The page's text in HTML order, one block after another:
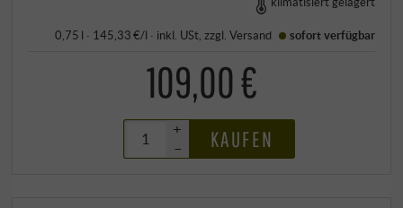
0,75 l · 145,33 €/l · inkl. USt , zzgl.Versand sofort verfügbar
109,00 €
+
–
KAUFEN